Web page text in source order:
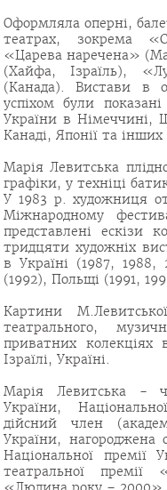
Оформляла оперні,
театрах, зокрема
«Царева наречена»
(Хайфа, Ізраїль),
(Канада). Вистави в
успіхом були
України в Німеччині,
Канаді, Японії та інших
Марія Левитська
графіки, у техніці
У 1983 р. художниця
Міжнародному
представлені ескізи
тридцяти художніх
в Україні (1987, 1988,
(1992), Польщі (1991,
Картини
театрального,
приватних колекціях
Ізраїлі, Україні.
Марія Левитська -
України,
дійсний член
України,
Національної премії
театральної премії